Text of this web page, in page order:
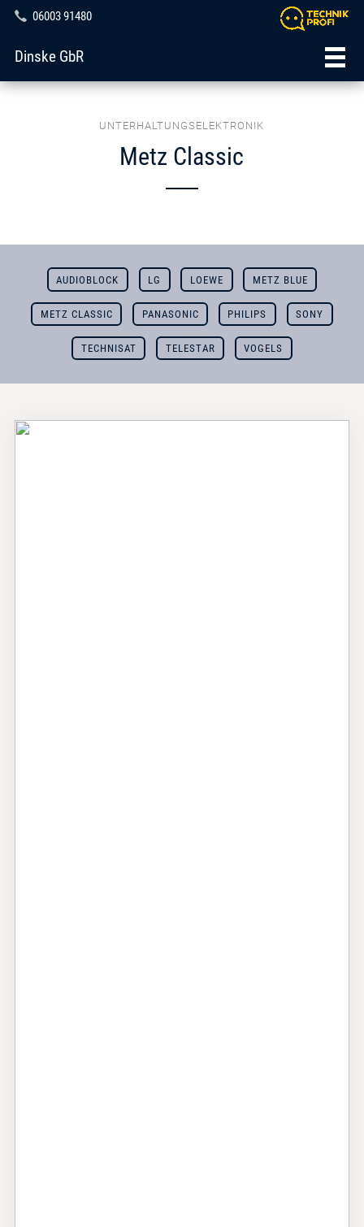
06003 91480
Dinske GbR
UNTERHALTUNGSELEKTRONIK
Metz Classic
AUDIOBLOCK LG LOEWE METZ BLUE
METZ CLASSIC PANASONIC PHILIPS SONY
TECHNISAT TELESTAR VOGELS